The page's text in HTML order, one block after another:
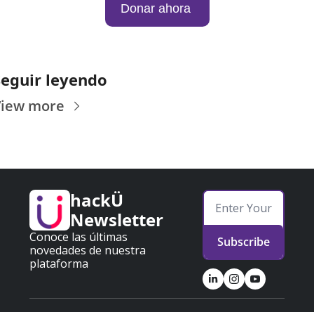
Donar ahora
leyendo
more
hackÜ
Newsletter
Conoce las últimas
novedades de nuestra
plataforma
Subscribe